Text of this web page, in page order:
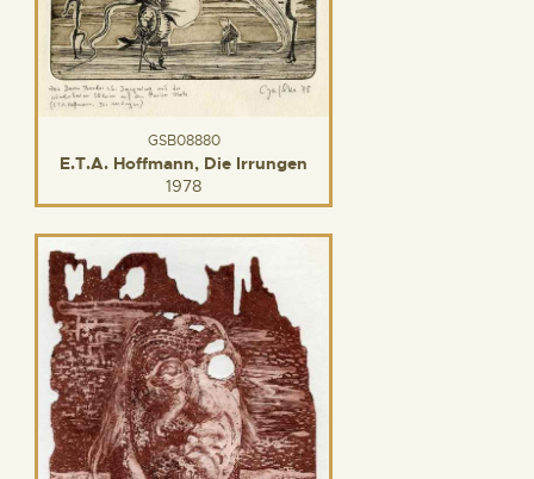
GSB08880
E.T.A. Hoffmann, Die Irrungen
1978